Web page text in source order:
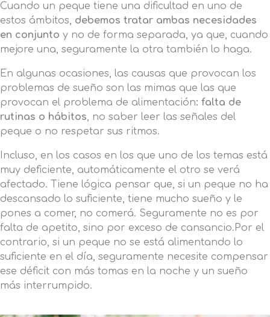
Cuando un peque tiene una dificultad en uno de
estos ámbitos, debemos tratar ambas necesidades
en conjunto y no de forma separada, ya que, cuando
mejore una, seguramente la otra también lo haga.
En algunas ocasiones, las causas que provocan los
problemas de sueño son las mimas que las que
provocan el problema de alimentación: falta de
rutinas o hábitos, no saber leer las señales del
peque o no respetar sus ritmos.
Incluso, en los casos en los que uno de los temas está
muy deficiente, automáticamente el otro se verá
afectado. Tiene lógica pensar que, si un peque no ha
descansado lo suficiente, tiene mucho sueño y le
pones a comer, no comerá. Seguramente no es por
falta de apetito, sino por exceso de cansancio.Por el
contrario, si un peque no se está alimentando lo
suficiente en el día, seguramente necesite compensar
ese déficit con más tomas en la noche y un sueño
más interrumpido.